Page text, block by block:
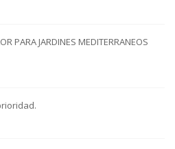
PARA JARDINES MEDITERRANEOS